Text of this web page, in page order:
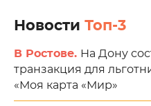
Новости Топ-3
В Ростове. На Дону
транзакция для
«Моя карта «Мир»